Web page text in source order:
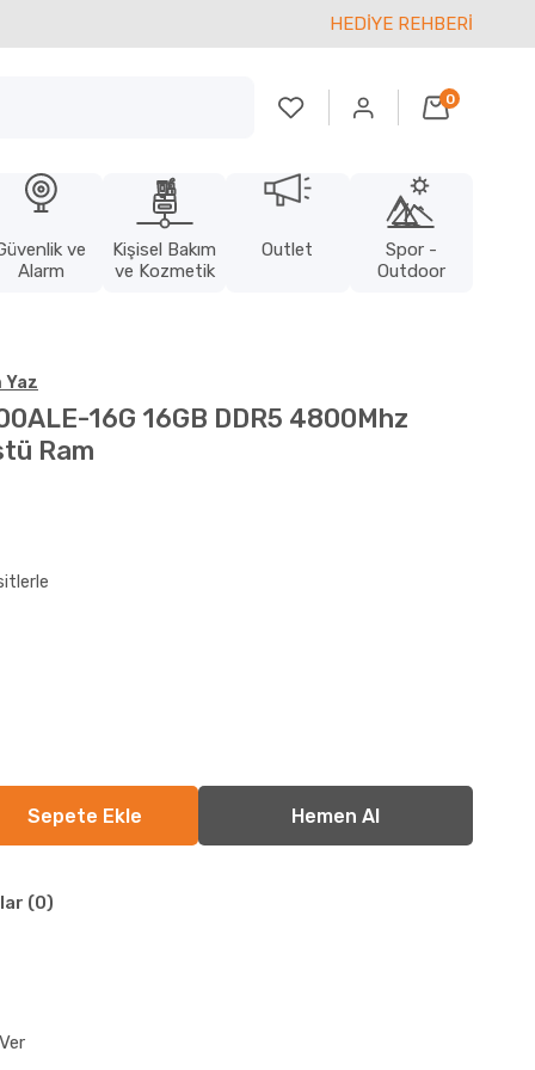
HEDİYE REHBERİ
0
ve
Alarm
Kişisel Bakım
ve Kozmetik
Outlet
Spor -
Outdoor
Yaz
16G 16GB DDR5 4800Mhz
Ram
(0)